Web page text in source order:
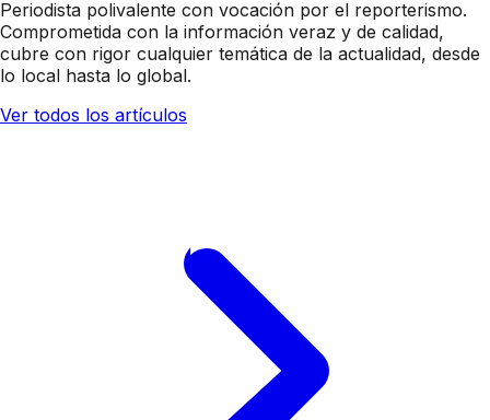
Periodista polivalente con vocación por el reporterismo.
Comprometida con la información veraz y de calidad,
cubre con rigor cualquier temática de la actualidad, desde
lo local hasta lo global.
Ver todos los artículos